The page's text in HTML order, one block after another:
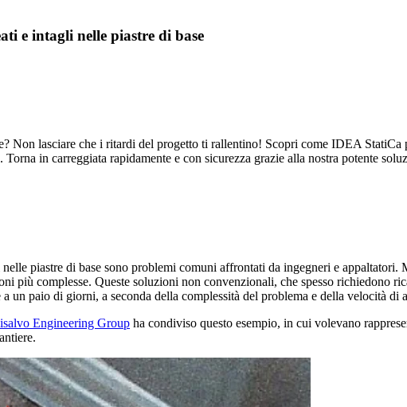
e intagli nelle piastre di base
Non lasciare che i ritardi del progetto ti rallentino! Scopri come IDEA
in carreggiata rapidamente e con sicurezza grazie alla nostra potente
piastre di base sono problemi comuni affrontati da ingegneri e appaltatori.
più complesse. Queste soluzioni non convenzionali, che spesso richiedono
un paio di giorni, a seconda della complessità del problema e della velocità di
Engineering Group ha condiviso questo esempio, in cui volevano